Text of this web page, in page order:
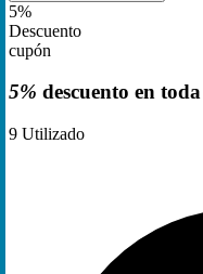
5%
Descuento
cupón
5% descuento en
9 Utilizado